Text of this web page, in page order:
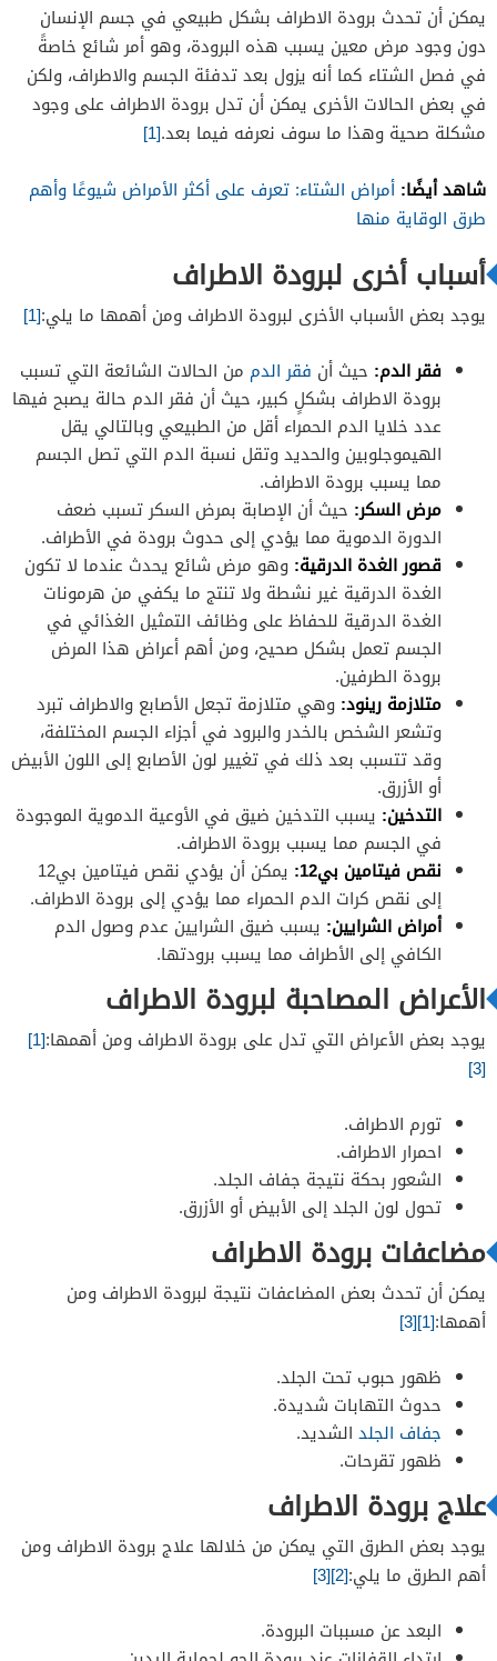
يمكن أن تحدث برودة الاطراف بشكل طبيعي في جسم الإنسان
دون وجود مرض معين يسبب هذه البرودة، وهو أمر شائع خاصةً
في فصل الشتاء كما أنه يزول بعد تدفئة الجسم والاطراف، ولكن
في بعض الحالات الأخرى يمكن أن تدل برودة الاطراف على وجود
مشكلة صحية وهذا ما سوف نعرفه فيما بعد.[1]
شاهد أيضًا: أمراض الشتاء: تعرف على أكثر الأمراض شيوعًا وأهم
طرق الوقاية منها
أسباب أخرى لبرودة الاطراف
يوجد بعض الأسباب الأخرى لبرودة الاطراف ومن أهمها ما يلي:[1]
فقر الدم: حيث أن فقر الدم من الحالات الشائعة التي تسبب
برودة الاطراف بشكلٍ كبير، حيث أن فقر الدم حالة يصبح فيها
عدد خلايا الدم الحمراء أقل من الطبيعي وبالتالي يقل
الهيموجلوبين والحديد وتقل نسبة الدم التي تصل الجسم
مما يسبب برودة الاطراف.
مرض السكر: حيث أن الإصابة بمرض السكر تسبب ضعف
الدورة الدموية مما يؤدي إلى حدوث برودة في الأطراف.
قصور الغدة الدرقية: وهو مرض شائع يحدث عندما لا تكون
الغدة الدرقية غير نشطة ولا تنتج ما يكفي من هرمونات
الغدة الدرقية للحفاظ على وظائف التمثيل الغذائي في
الجسم تعمل بشكل صحيح، ومن أهم أعراض هذا المرض
برودة الطرفين.
متلازمة رينود: وهي متلازمة تجعل الأصابع والاطراف تبرد
وتشعر الشخص بالخدر والبرود في أجزاء الجسم المختلفة،
وقد تتسبب بعد ذلك في تغيير لون الأصابع إلى اللون الأبيض
أو الأزرق.
التدخين: يسبب التدخين ضيق في الأوعية الدموية الموجودة
في الجسم مما يسبب برودة الاطراف.
نقص فيتامين بي12:
يمكن أن يؤدي نقص فيتامين بي12
إلى نقص كرات الدم الحمراء مما يؤدي إلى برودة الاطراف.
أمراض الشرايين: يسبب ضيق الشرايين عدم وصول الدم
الكافي إلى الأطراف مما يسبب برودتها.
الأعراض المصاحبة لبرودة الاطراف
يوجد بعض الأعراض التي تدل على برودة الاطراف ومن أهمها:[1]
[3]
تورم الاطراف.
احمرار الاطراف.
الشعور بحكة نتيجة جفاف الجلد.
تحول لون الجلد إلى الأبيض أو الأزرق.
مضاعفات برودة الاطراف
يمكن أن تحدث بعض المضاعفات نتيجة لبرودة الاطراف ومن
أهمها:[1]
[3]
ظهور حبوب تحت الجلد.
حدوث التهابات شديدة.
جفاف الجلد الشديد.
ظهور تقرحات.
علاج برودة الاطراف
يوجد بعض الطرق التي يمكن من خلالها علاج برودة الاطراف ومن
أهم الطرق ما يلي:[2]
[3]
البعد عن مسببات البرودة.